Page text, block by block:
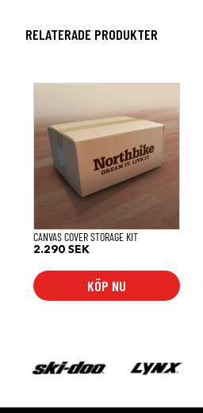
RELATERADE PRODUKTER
CANVAS COVER STORAGE KIT
2.290 SEK
KÖP NU